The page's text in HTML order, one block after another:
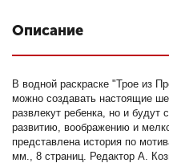
Описание
В водной раскраске "Трое из
можно создавать настоящие
развлекут ребенка, но и будут
развитию, воображению и
представлена история по
мм., 8 страниц. Редактор А.